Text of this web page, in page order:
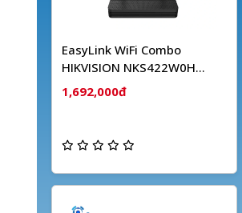
EasyLink WiFi Combo
HIKVISION NKS422W0H
(2MP)
1,692,000đ